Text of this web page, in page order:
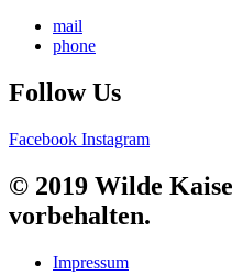
mail
phone
Follow Us
Facebook Instagram
© 2019 Wilde
vorbehalten.
Impressum